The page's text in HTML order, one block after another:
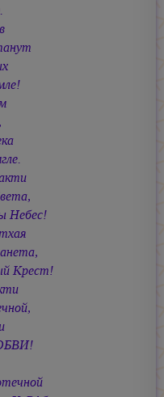
Небес!
Крест!